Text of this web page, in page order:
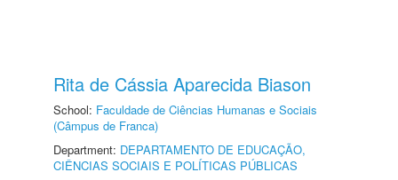
Rita de Cássia Aparecida Biason
School: Faculdade de Ciências Humanas e Sociais
(Câmpus de Franca)
Department: DEPARTAMENTO DE EDUCAÇÃO,
CIÊNCIAS SOCIAIS E POLÍTICAS PÚBLICAS